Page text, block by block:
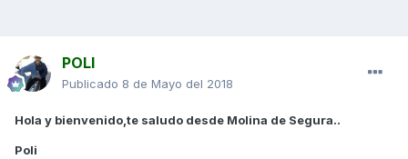
POLI
Publicado 8 de Mayo del 2018
Hola y bienvenido,te saludo desde Molina de Segura..
Poli